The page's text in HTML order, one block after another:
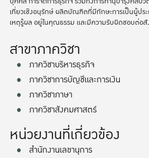
เที่ยวเชิงอนุรักษ์ ผลิตบัณฑิตที่มีทักษะการเป็นผู้ป
เหตุรู้ผล อยู่ในคุณธรรม และมีความรับผิดชอบต่อ
สาขาภาควิชา
ภาควิชาบริหารธุรกิจ
ภาควิชาการบัญชีและการเงิน
ภาควิชาภาษา
ภาควิชาสังคมศาสตร์
หน่วยงานที่เกี่ยวข้อง
สำนักงานเลขานุการ